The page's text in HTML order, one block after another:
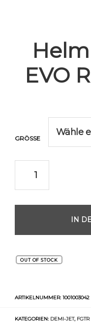
EVO
GRÖSSE
IN
OUT OF STOCK
ARTIKELNUMMER: 1001003042
KATEGORIEN: DEMI-JET,